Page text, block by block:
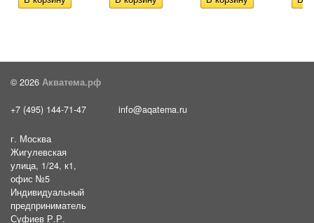
© 2026 Акватема.рф
+7 (495) 144-71-47 info@aqatema.ru
г. Москва
Жигулевская
улица, 1/24, к1,
офис №5
Индивидуальный
предприниматель
Суфиев Р.Р.